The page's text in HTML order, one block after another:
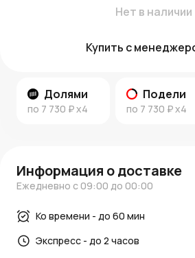
Нет в наличии
Купить с
Долями
по 7 730 ₽x4
Подели
по 7 730 ₽x4
поэтому он всегда будет
Информация о доставке
Ежедневно с 09:00 до 00:00
Ко времени - до 60 мин
Экспресс - до 2 часов